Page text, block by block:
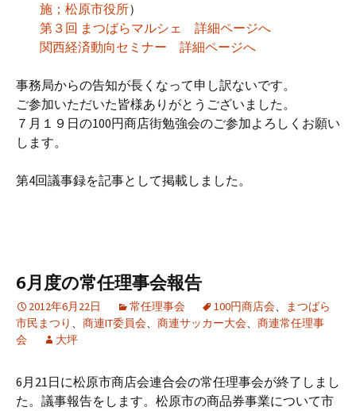
施；松原市役所）
第３回 まつばらマルシェ 詳細ページへ
関西経済動向セミナー 詳細ページへ
事務局からの告知が長くなって申し訳ないです。
ご参加いただいた皆様ありがとうございました。
７月１９日の100円商店街勉強会のご参加よろしくお願い
します。
第4回議事録を記事として掲載しました。
6月度の常任理事会報告
2012年6月22日 常任理事会 100円商店会、
まつばら
市民まつり 、 商連IT委員会、 商連サッカー大会、 商連常任理事
会
大坪
6月21日に松原市商店会連合会の常任理事会が終了しまし
た。議事報告をします。松原市の商品券事業について市